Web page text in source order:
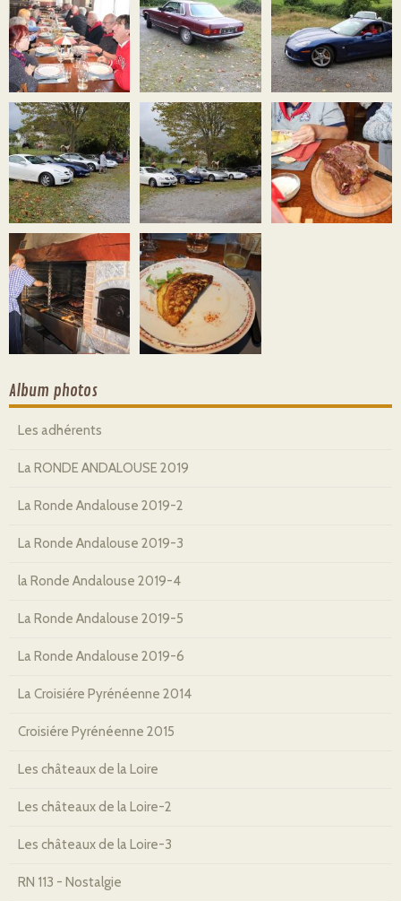
Album photos
Les adhérents
La RONDE ANDALOUSE 2019
La Ronde Andalouse 2019-2
La Ronde Andalouse 2019-3
la Ronde Andalouse 2019-4
La Ronde Andalouse 2019-5
La Ronde Andalouse 2019-6
La Croisiére Pyrénéenne 2014
Croisiére Pyrénéenne 2015
Les châteaux de la Loire
Les châteaux de la Loire-2
Les châteaux de la Loire-3
RN 113 - Nostalgie